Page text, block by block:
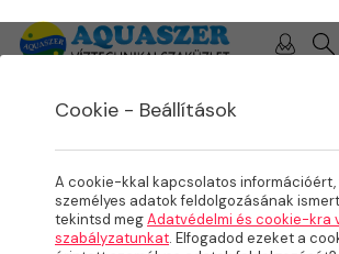
Cookie - Beállítások
A cookie-kkal kapcsolatos információért,
személyes adatok feldolgozásának
tekintsd megAdatvédelmi és cookie-kra
szabályzatunkat. Elfogadod ezeket a